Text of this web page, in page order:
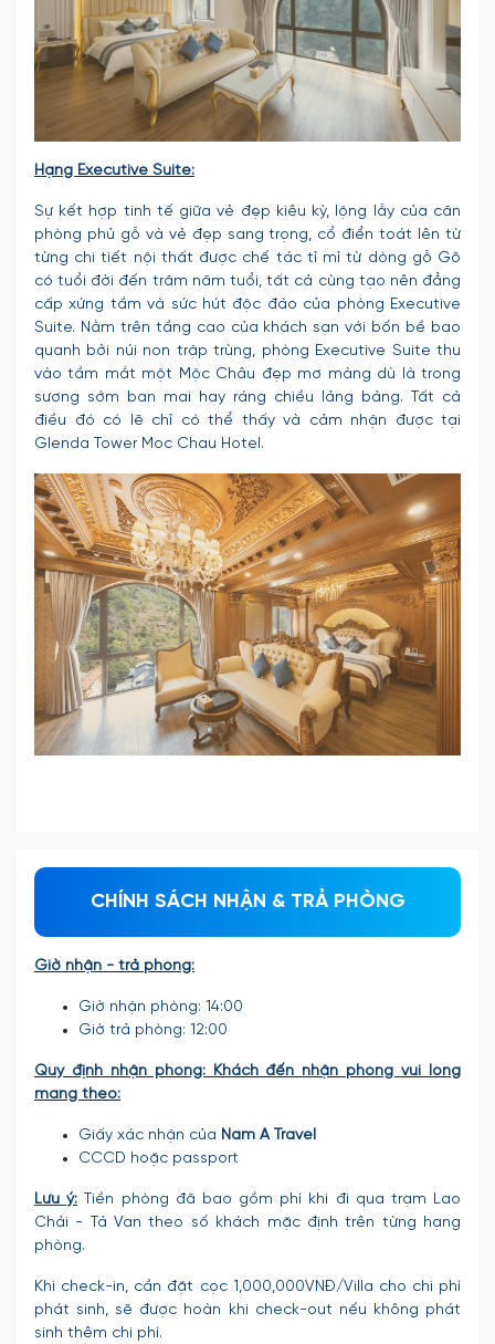
Hạng Executive Suite:
Sự kết hợp tinh tế giữa vẻ đẹp kiêu kỳ, lộng lẫy của căn
phòng phủ gỗ và vẻ đẹp sang trọng, cổ điển toát lên từ
từng chi tiết nội thất được chế tác tỉ mỉ từ dòng gỗ Gõ
có tuổi đời đến trăm năm tuổi, tất cả cùng tạo nên đẳng
cấp xứng tầm và sức hút độc đáo của phòng Executive
Suite. Nằm trên tầng cao của khách sạn với bốn bề bao
quanh bởi núi non trập trùng, phòng Executive Suite thu
vào tầm mắt một Mộc Châu đẹp mơ màng dù là trong
sương sớm ban mai hay ráng chiều lảng bảng. Tất cả
điều đó có lẽ chỉ có thể thấy và cảm nhận được tại
Glenda Tower Moc Chau Hotel.
CHÍNH SÁCH NHẬN & TRẢ PHÒNG
Giờ nhận - trả phòng:
Giờ nhận phòng: 14:00
Giờ trả phòng: 12:00
Quy định nhận phòng: Khách đến nhận phòng vui lòng
mang theo:
Giấy xác nhận của Nam A Travel
CCCD hoặc passport
Lưu ý: Tiền phòng đã bao gồm phí khi đi qua trạm Lao
Chải - Tả Van theo số khách mặc định trên từng hạng
phòng.
Khi check-in, cần đặt cọc 1,000,000VNĐ/Villa cho chi phí
phát sinh, sẽ được hoàn khi check-out nếu không phát
sinh thêm chi phí.